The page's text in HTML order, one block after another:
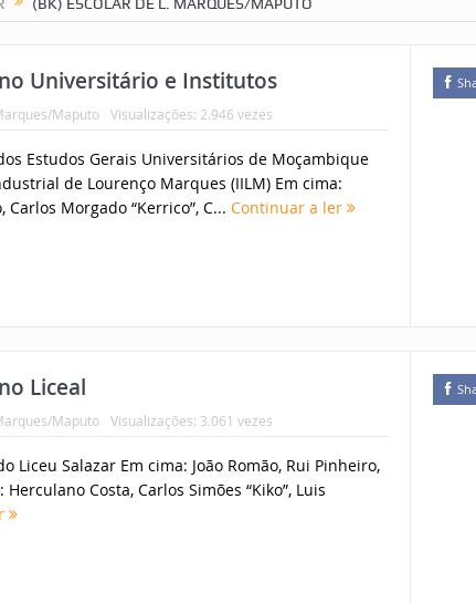
Universitário e Institutos
Maputo Visualizações: 2.946 vezes
Estudos Gerais Universitários de Moçambique
de Lourenço Marques (IILM) Em cima:
Carlos Morgado “Kerrico”, C... Continuar a ler
Liceal
Maputo Visualizações: 3.061 vezes
Liceu Salazar Em cima: João Romão, Rui Pinheiro,
Herculano Costa, Carlos Simões “Kiko”, Luis